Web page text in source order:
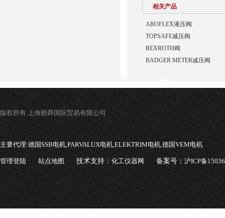
相关产品
AROFLEX液压阀
TOPSAFE减压阀
REXROTH阀
BADGER METER减压阀
版权所有 上海轶舜国际贸易有限公司
主要代理:德国SSB电机,PARVALUX电机,ELEKTRIM电机,德国VEM电机
管理登陆 站点地图 技术支持：化工仪器网 备案号：沪ICP备